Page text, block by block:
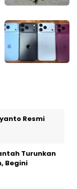
Resmi
Turunkan
Begini